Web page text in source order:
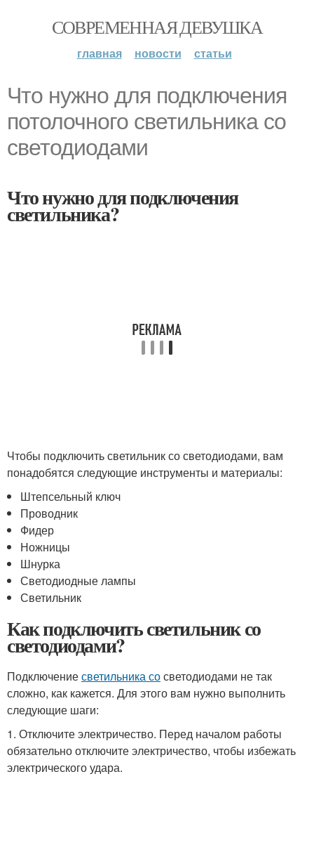
СОВРЕМЕННАЯ ДЕВУШКА
главная новости статьи
Что нужно для подключения
потолочного светильника со
светодиодами
Что нужно для подключения
светильника?
Чтобы подключить светильник со светодиодами, вам
понадобятся следующие инструменты и материалы:
Штепсельный ключ
Проводник
Фидер
Ножницы
Шнурка
Светодиодные лампы
Светильник
Как подключить светильник со
светодиодами?
Подключениесветильника сосветодиодами не так
сложно, как кажется. Для этого вам нужно выполнить
следующие шаги:
1. Отключите электричество. Перед началом работы
обязательно отключите электричество, чтобы избежать
электрического удара.